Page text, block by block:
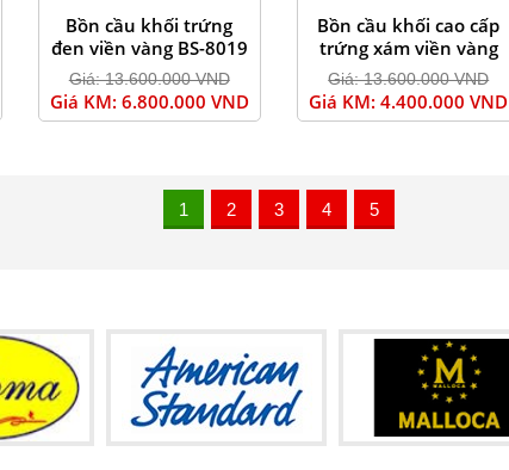
Bồn cầu khối trứng
đen viền vàng BS-8019
Giá: 13.600.000 VND
Giá KM: 6.800.000 VND
Bồn cầu khối cao cấp
trứng xám viền vàng
Giá: 13.600.000 VND
Giá KM: 4.400.000 VND
1 2 3 4 5